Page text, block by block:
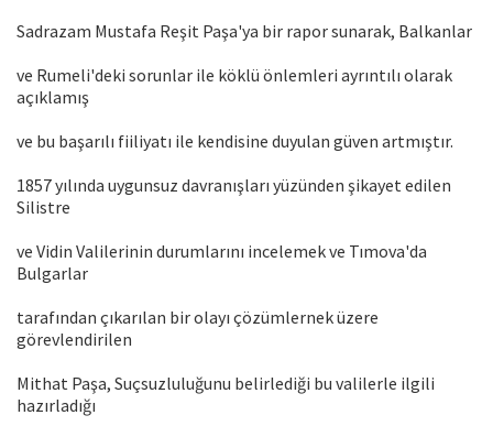
Sadrazam Mustafa Reşit Paşa'ya bir rapor sunarak, Balkanlar
ve Rumeli'deki sorunlar ile köklü önlemleri ayrıntılı olarak
açıklamış
ve bu başarılı fiiliyatı ile kendisine duyulan güven artmıştır.
1857 yılında uygunsuz davranışları yüzünden şikayet edilen
Silistre
ve Vidin Valilerinin durumlarını incelemek ve Tımova'da
Bulgarlar
tarafından çıkarılan bir olayı çözümlernek üzere
görevlendirilen
Mithat Paşa, Suçsuzluluğunu belirlediği bu valilerle ilgili
hazırladığı